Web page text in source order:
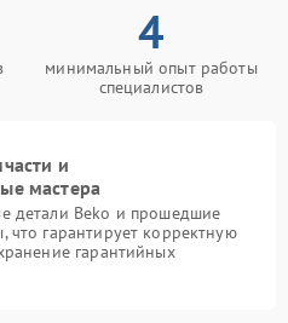
4
минимальный опыт работы
специалистов
и
мастера
детали Beko и прошедшие
что гарантирует корректную
гарантийных